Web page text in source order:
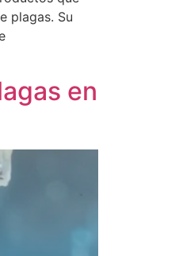
plagas. Su
en